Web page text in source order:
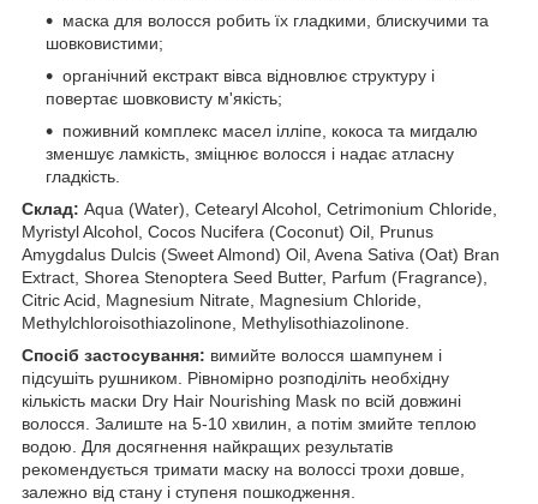
маска для волосся робить їх гладкими, блискучими та
шовковистими;
органічний екстракт вівса відновлює структуру і
повертає шовковисту м'якість;
поживний комплекс масел ілліпе, кокоса та мигдалю
зменшує ламкість, зміцнює волосся і надає атласну
гладкість.
Склад: Aqua (Water), Cetearyl Alcohol, Cetrimonium Chloride,
Myristyl Alcohol, Cocos Nucifera (Coconut) Oil, Prunus
Amygdalus Dulcis (Sweet Almond) Oil, Avena Sativa (Oat) Bran
Extract, Shorea Stenoptera Seed Butter, Parfum (Fragrance),
Citric Acid, Magnesium Nitrate, Magnesium Chloride,
Methylchloroisothiazolinone, Methylisothiazolinone.
Спосіб застосування: вимийте волосся шампунем і
підсушіть рушником. Рівномірно розподіліть необхідну
кількість маски Dry Hair Nourishing Mask по всій довжині
волосся. Залиште на 5-10 хвилин, а потім змийте теплою
водою. Для досягнення найкращих результатів
рекомендується тримати маску на волоссі трохи довше,
залежно від стану і ступеня пошкодження.